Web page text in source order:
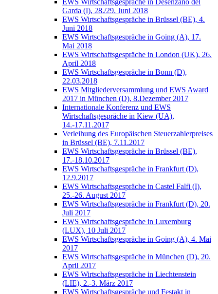
EWS Wirtschaftsgespräche in Desenzano del
Garda (I), 28./29. Juni 2018
EWS Wirtschaftsgespräche in Brüssel (BE), 4.
Juni 2018
EWS Wirtschaftsgespräche in Going (A), 17.
Mai 2018
EWS Wirtschaftsgespräche in London (UK), 26.
April 2018
EWS Wirtschaftsgespräche in Bonn (D),
22.03.2018
EWS Mitgliederversammlung und EWS Award
2017 in München (D), 8.Dezember 2017
Internationale Konferenz und EWS
Wirtschaftsgespräche in Kiew (UA),
14.-17.11.2017
Verleihung des Europäischen Steuerzahlerpreises
in Brüssel (BE), 7.11.2017
EWS Wirtschaftsgespräche in Brüssel (BE),
17.-18.10.2017
EWS Wirtschaftsgespräche in Frankfurt (D),
12.9.2017
EWS Wirtschaftsgespräche in Castel Falfi (I),
25.-26. August 2017
EWS Wirtschaftsgespräche in Frankfurt (D), 20.
Juli 2017
EWS Wirtschaftsgespräche in Luxemburg
(LUX), 10 Juli 2017
EWS Wirtschaftsgespräche in Going (A), 4. Mai
2017
EWS Wirtschaftsgespräche in München (D), 20.
April 2017
EWS Wirtschaftsgespräche in Liechtenstein
(LIE), 2.-3. März 2017
EWS Wirtschaftsgespräche und Festakt in